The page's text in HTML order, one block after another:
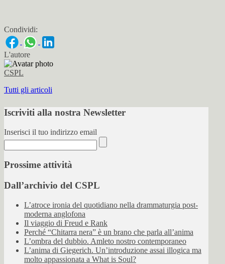
Condividi:
L'autore
CSPL
Tutti gli articoli
Iscriviti alla nostra Newsletter
Inserisci il tuo indirizzo email
Prossime attività
Dall’archivio del CSPL
L’atroce ironia del quotidiano nella drammaturgia post-
moderna anglofona
Il viaggio di Freud e Rank
Perché “Chitarra nera” è un brano che parla all’anima
L’ombra del dubbio. Amleto nostro contemporaneo
L’anima di Giegerich. Un’introduzione assai illogica ma
molto appassionata a What is Soul?